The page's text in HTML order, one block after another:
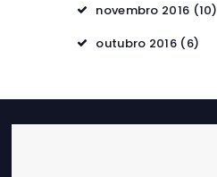
novembro 2016 (10)
outubro 2016 (6)